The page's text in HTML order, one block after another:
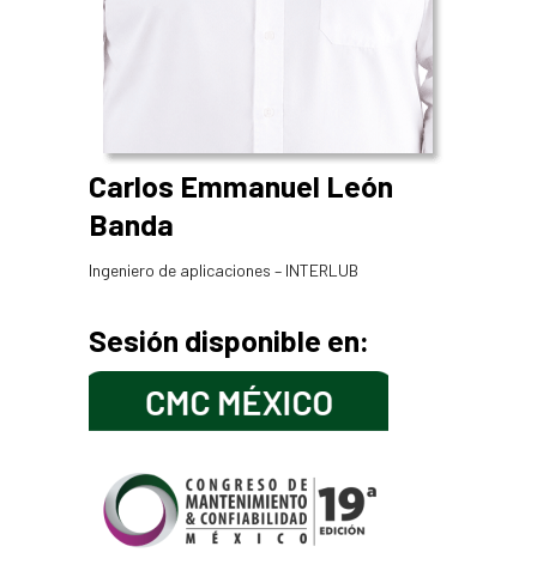
Carlos Emmanuel León
Banda
Ingeniero de aplicaciones – INTERLUB
Sesión disponible en: